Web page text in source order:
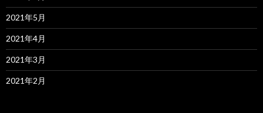
2021年5月
2021年4月
2021年3月
2021年2月